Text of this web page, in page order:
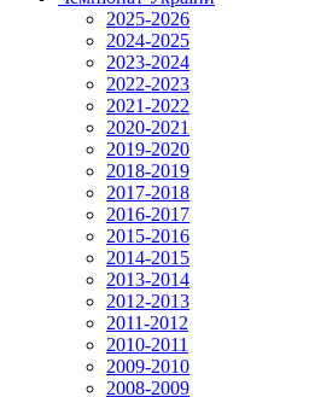
2025-2026
2024-2025
2023-2024
2022-2023
2021-2022
2020-2021
2019-2020
2018-2019
2017-2018
2016-2017
2015-2016
2014-2015
2013-2014
2012-2013
2011-2012
2010-2011
2009-2010
2008-2009